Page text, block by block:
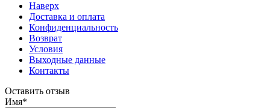
Наверх
Доставка и оплата
Конфиденциальность
Возврат
Условия
Выходные данные
Контакты
Оставить отзыв
Имя*